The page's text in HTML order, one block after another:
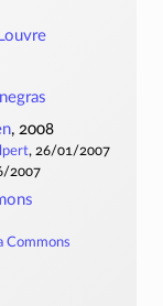
, 2008
, 26/01/2007
2007
Commons